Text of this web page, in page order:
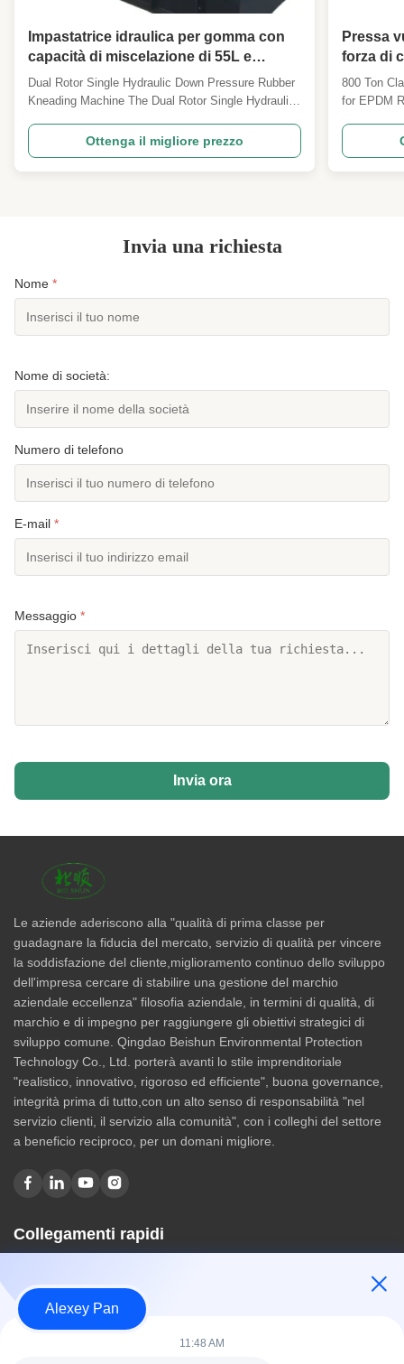
Impastatrice idraulica per gomma con
capacità di miscelazione di 55L e
controllo PLC per una lavorazione
efficiente della gomma
Dual Rotor Single Hydraulic Down Pressure Rubber
Kneading Machine The Dual Rotor Single Hydraulic
industrial equipment designed for mixing and
kneading rubber compounds with various additives
to achieve homogeneous mixtures. The hydraulic
Ottenga il migliore prezzo
Pressa
forza di
controllo
800 Ton
for EPDM
sheets ,
excellent
Invia una richiesta
Nome *
Nome di società:
Numero di telefono
E-mail *
Messaggio *
Invia ora
Le aziende aderiscono alla "qualità di prima classe per
guadagnare la fiducia del mercato, servizio di qualità per vincere
la soddisfazione del cliente,miglioramento continuo dello sviluppo
dell'impresa cercare di stabilire una gestione del marchio
aziendale eccellenza" filosofia aziendale, in termini di qualità, di
marchio e di impegno per raggiungere gli obiettivi strategici di
sviluppo comune. Qingdao Beishun Environmental Protection
Technology Co., Ltd. porterà avanti lo stile imprenditoriale
"realistico, innovativo, rigoroso ed efficiente", buona governance,
integrità prima di tutto,con un alto senso di responsabilità "nel
servizio clienti, il servizio alla comunità", con i colleghi del settore
a beneficio reciproco, per un domani migliore.
Collegamenti rapidi
Chi siamo
prodottiAlexey Pan
11:48 AM